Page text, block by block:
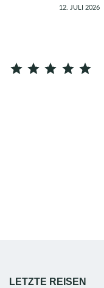
12. JULI 2026
⭐ ⭐
LETZTE REISEN